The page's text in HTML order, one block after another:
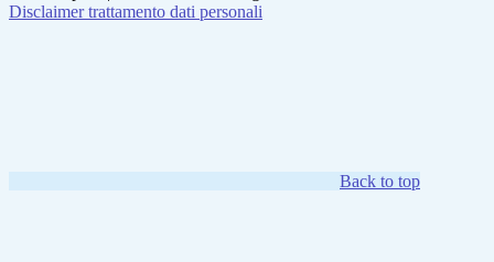
Disclaimer trattamento dati personali
Back to top